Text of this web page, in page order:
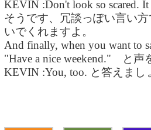
KEVIN :Don't look so scared.
そうです、冗談っぽい言い
いでくれますよ。
And finally, when you want to
"Have a nice weekend." と声
KEVIN :You, too. と答えまし